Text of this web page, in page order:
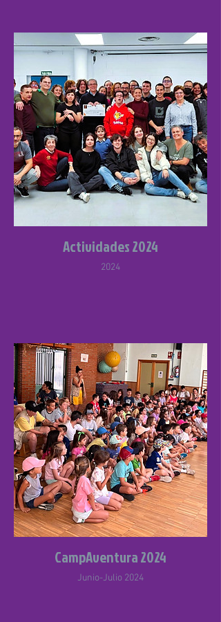
Actividades 2024
2024
CampAventura 2024
Junio-Julio 2024